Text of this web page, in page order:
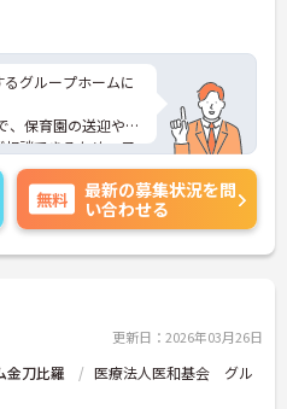
グループホームに
、保育園の送迎や学
談できるため、子
環境です。
イントなどさらに
軽にご相談くださ
無料
最新の募集状況を問
い合わせる
更新日：2026年03月26日
刀比羅
医療法人医和基会 グル